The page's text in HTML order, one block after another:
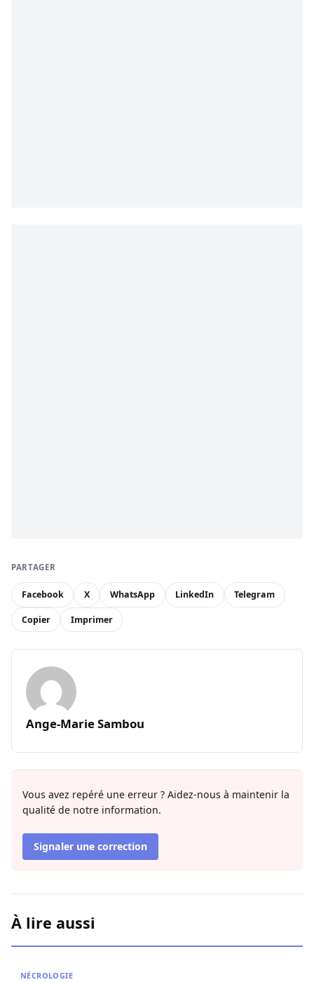
PARTAGER
Facebook X WhatsApp LinkedIn Telegram
Copier Imprimer
Ange-Marie Sambou
Vous avez repéré une erreur ? Aidez-nous à maintenir la
qualité de notre information.
Signaler une correction
À lire aussi
NÉCROLOGIE